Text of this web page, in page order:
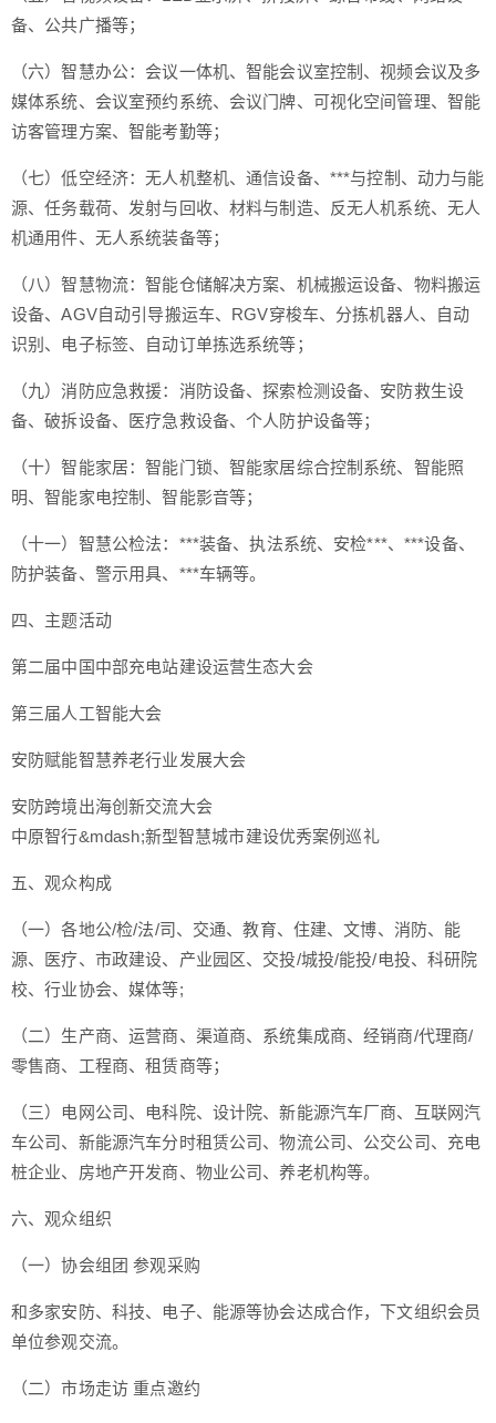
备、公共广播等；
（六）智慧办公：会议一体机、智能会议室控制、视频会议及多
媒体系统、会议室预约系统、会议门牌、可视化空间管理、智能
访客管理方案、智能考勤等；
（七）低空经济：无人机整机、通信设备、***与控制、动力与能
源、任务载荷、发射与回收、材料与制造、反无人机系统、无人
机通用件、无人系统装备等；
（八）智慧物流：智能仓储解决方案、机械搬运设备、物料搬运
设备、AGV自动引导搬运车、RGV穿梭车、分拣机器人、自动
识别、电子标签、自动订单拣选系统等；
（九）消防应急救援：消防设备、探索检测设备、安防救生设
备、破拆设备、医疗急救设备、个人防护设备等；
（十）智能家居：智能门锁、智能家居综合控制系统、智能照
明、智能家电控制、智能影音等；
（十一）智慧公检法：***装备、执法系统、安检***、***设备、
防护装备、警示用具、***车辆等。
四、主题活动
第二届中国中部充电站建设运营生态大会
第三届人工智能大会
安防赋能智慧养老行业发展大会
安防跨境出海创新交流大会
中原智行&mdash;新型智慧城市建设优秀案例巡礼
五、观众构成
（一）各地公/检/法/司、交通、教育、住建、文博、消防、能
源、医疗、市政建设、产业园区、交投/城投/能投/电投、科研院
校、行业协会、媒体等;
（二）生产商、运营商、渠道商、系统集成商、经销商/代理商/
零售商、工程商、租赁商等；
（三）电网公司、电科院、设计院、新能源汽车厂商、互联网汽
车公司、新能源汽车分时租赁公司、物流公司、公交公司、充电
桩企业、房地产开发商、物业公司、养老机构等。
六、观众组织
（一）协会组团 参观采购
和多家安防、科技、电子、能源等协会达成合作，下文组织会员
单位参观交流。
（二）市场走访 重点邀约